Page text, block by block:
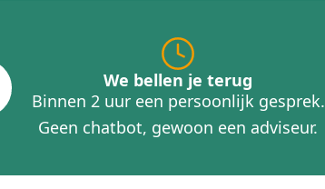
We bellen je terug
Binnen 2 uur een persoonlijk gesprek.
Geen chatbot, gewoon een adviseur.